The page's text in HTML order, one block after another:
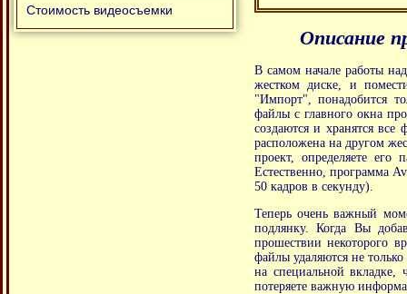
Описание
В самом начале работы
жестком диске, и
"Импорт", понадобится
файлы с главного окна
создаются и хранятся
расположена на другом
проект, определяете
Естественно, программа
50 кадров в секунду).
Теперь очень важный
подлянку. Когда Вы
прошествии некоторого
файлы удаляются не
на специальной вкладке,
потеряете важную
Стоимость видеосъемки